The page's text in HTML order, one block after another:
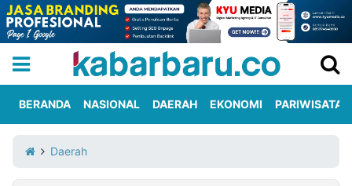
Iklan
Berita
Kami
BERANDA NASIONAL DAERAH EKONOMI PARIWISATA
Daerah